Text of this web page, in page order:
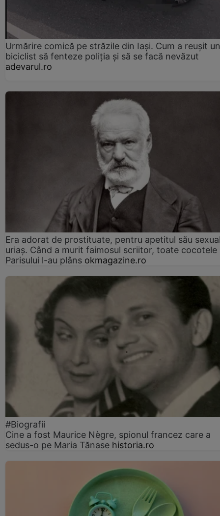
Urmărire comică pe străzile din Iași. Cum a reușit un
biciclist să fenteze poliția și să se facă nevăzut
adevarul.ro
Era adorat de prostituate, pentru apetitul său
uriaș. Când a murit faimosul scriitor, toate cocotele
Parisului l-au plâns okmagazine.ro
#Biografii
Cine a fost Maurice Nègre, spionul francez care a
sedus-o pe Maria Tănase historia.ro